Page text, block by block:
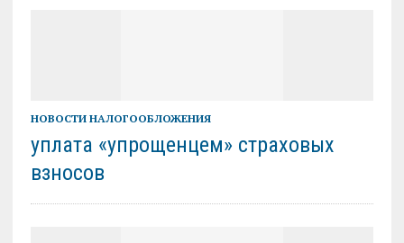
НОВОСТИ НАЛОГООБЛОЖЕНИЯ
уплата «упрощенцем» страховых
взносов